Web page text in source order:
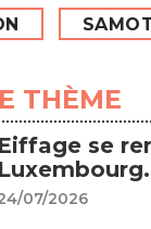
THÈME
Eiffage se
07/2026